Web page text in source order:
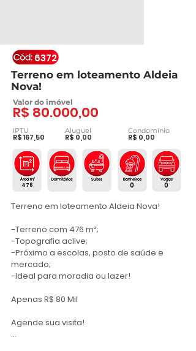
6372
Terreno em loteamento Aldeia
Nova!
Valor do imóvel
R$ 80.000,00
IPTU
R$ 167,50
Aluguel
R$ 0,00
Condomínio
R$ 0,00
0 0
476
Terreno em loteamento Aldeia Nova!
-Terreno com 476 m²;
-Topografia aclive;
-Próximo a escolas, posto de saúde e
mercado;
-Ideal para moradia ou lazer!
Apenas R$ 80 Mil
Agende sua visita!